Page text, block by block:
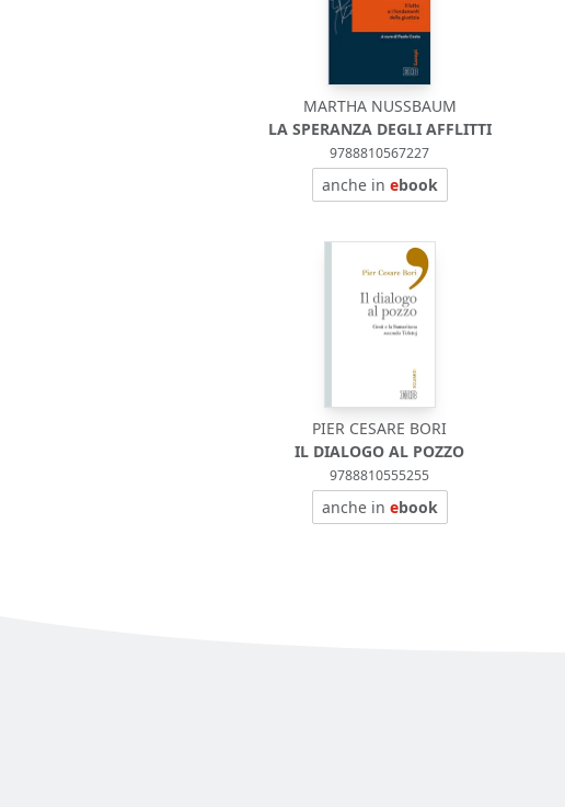
MARTHA NUSSBAUM
LA SPERANZA DEGLI AFFLITTI
9788810567227
anche in ebook
PIER CESARE BORI
IL DIALOGO AL POZZO
9788810555255
anche in ebook